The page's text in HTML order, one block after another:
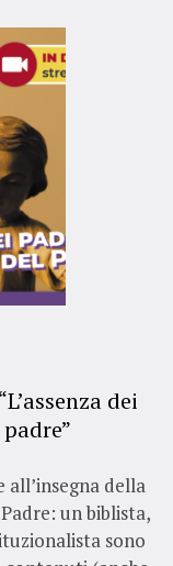
dei
della
un biblista,
sono